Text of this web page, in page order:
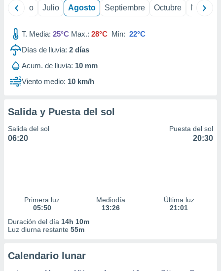
1199
Junio Julio Agosto Septiembre Octubre
T. Media: 25°C Max.: 28°C Min: 22°C
Días de lluvia: 2 días
Acum. de lluvia: 10 mm
Viento medio: 10 km/h
Salida y Puesta del sol
Salida del sol
06:20
Puesta del sol
20:30
Primera luz
05:50
Mediodía
13:26
Última luz
21:01
Duración del día 14h 10m
Luz diurna restante 55m
Calendario lunar